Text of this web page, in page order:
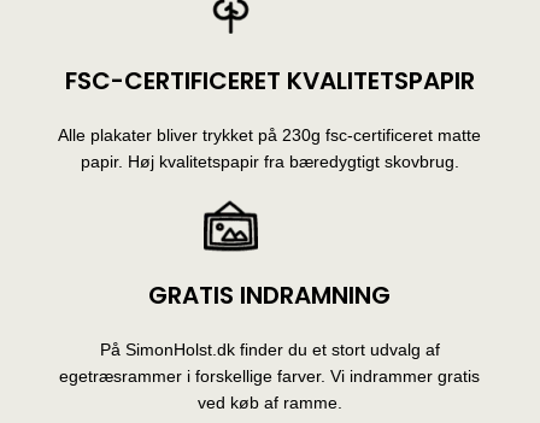
FSC-CERTIFICERET KVALITETSPAPIR
Alle plakater bliver trykket på 230g fsc-certificeret matte
papir. Høj kvalitetspapir fra bæredygtigt skovbrug.
GRATIS INDRAMNING
På SimonHolst.dk finder du et stort udvalg af
egetræsrammer i forskellige farver. Vi indrammer gratis
ved køb af ramme.